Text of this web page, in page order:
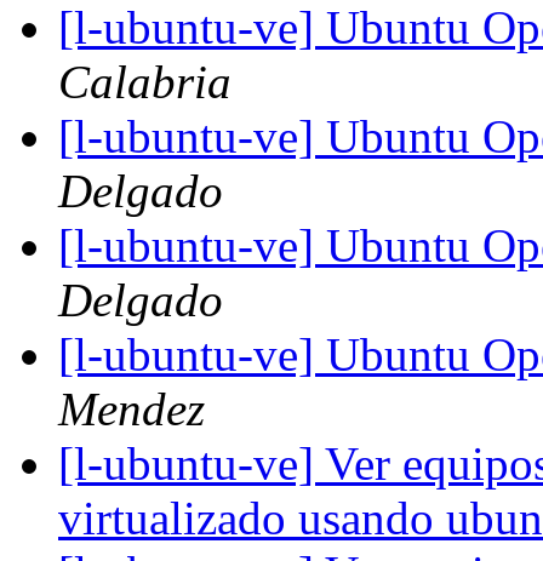
[l-ubuntu-ve] Ubuntu
Calabria
[l-ubuntu-ve] Ubuntu
Delgado
[l-ubuntu-ve] Ubuntu
Delgado
[l-ubuntu-ve] Ubuntu
Mendez
[l-ubuntu-ve] Ver
virtualizado usando